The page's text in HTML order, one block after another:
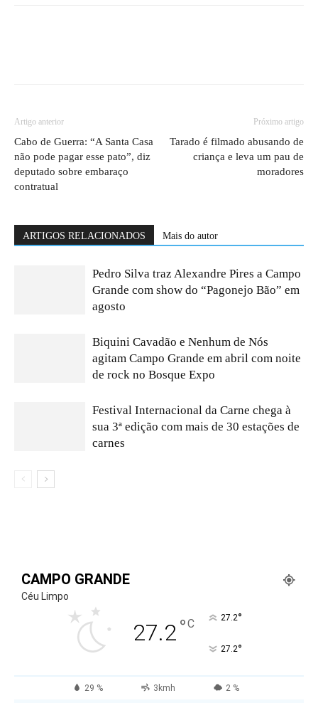
Artigo anterior
Cabo de Guerra: “A Santa Casa
não pode pagar esse pato”, diz
deputado sobre embaraço
contratual
Próximo artigo
Tarado é filmado abusando de
criança e leva um pau de
moradores
ARTIGOS RELACIONADOS Mais do autor
Pedro Silva traz Alexandre Pires a Campo
Grande com show do “Pagonejo Bão” em
agosto
Biquini Cavadão e Nenhum de Nós
agitam Campo Grande em abril com noite
de rock no Bosque Expo
Festival Internacional da Carne chega à
sua 3ª edição com mais de 30 estações de
carnes
CAMPO GRANDE
Céu Limpo
27.2°C 27.2°
27.2°
29 % 3kmh 2 %